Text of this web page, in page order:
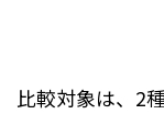
比較対象は、2